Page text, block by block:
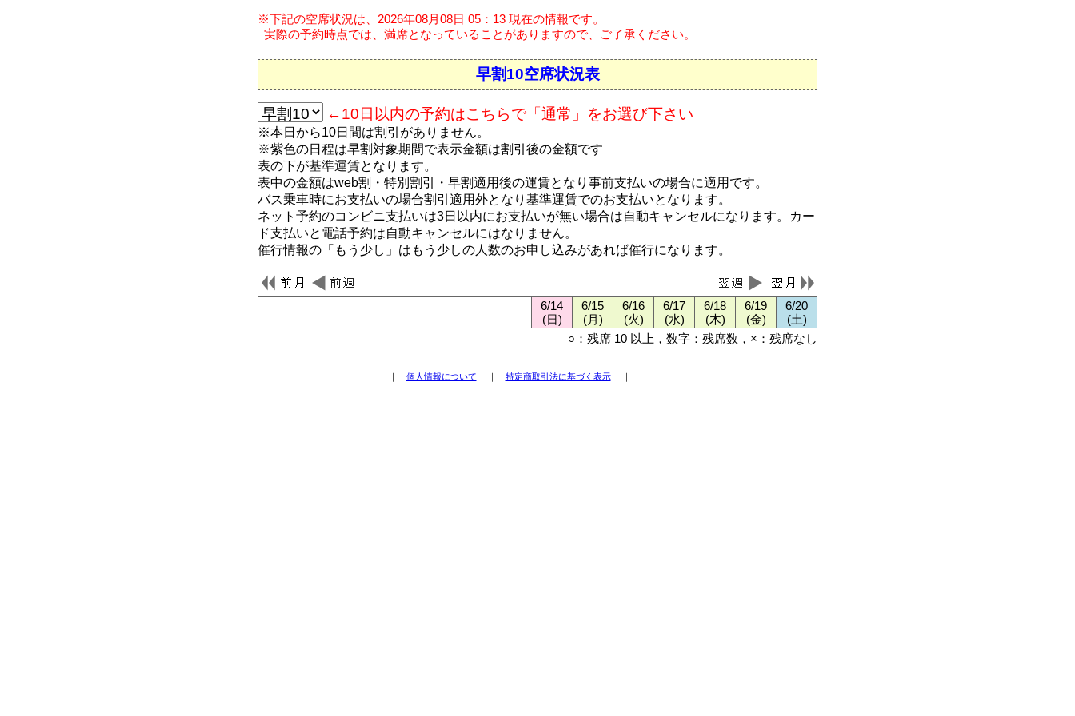
※下記の空席状況は、2026年08月08日 05：13 現在の情報です。
実際の予約時点では、満席となっていることがありますので、ご了承ください。
早割10空席状況表
←10日以内の予約はこちらで「通常」をお選び下さい
※本日から10日間は割引がありません。
※紫色の日程は早割対象期間で表示金額は割引後の金額です
表の下が基準運賃となります。
表中の金額はweb割・特別割引・早割適用後の運賃となり事前支払いの場合に適用です。
バス乗車時にお支払いの場合割引適用外となり基準運賃でのお支払いとなります。
ネット予約のコンビニ支払いは3日以内にお支払いが無い場合は自動キャンセルになります。カー
ド支払いと電話予約は自動キャンセルにはなりません。
催行情報の「もう少し」はもう少しの人数のお申し込みがあれば催行になります。
6/14
(日)
6/15
(月)
6/16
(火)
6/17
(水)
6/18
(木)
6/19
(金)
6/20
(土)
○：残席 10 以上，数字：残席数，×：残席なし
｜ 個人情報について ｜ 特定商取引法に基づく表示｜